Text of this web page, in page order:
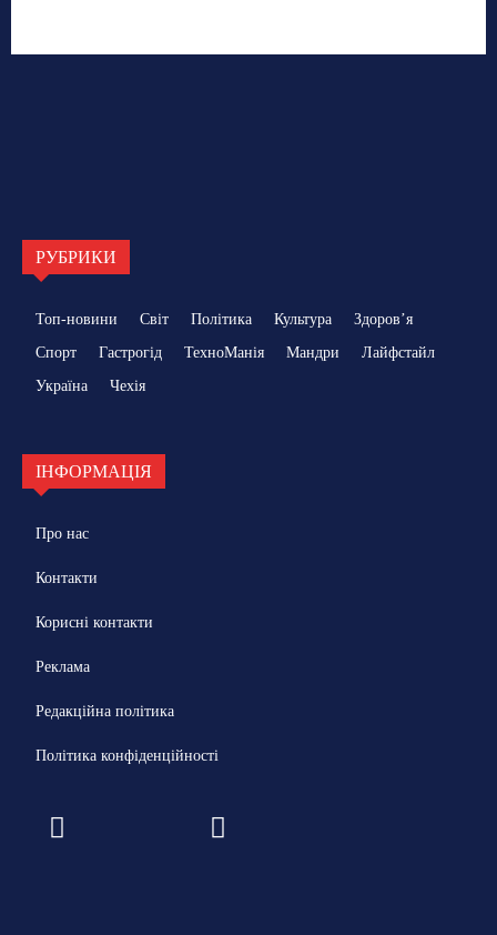
РУБРИКИ
Топ-новини Світ Політика Культура
Здоровʼя
Спорт
Гастрогід ТехноМанія Мандри
Лайфстайл
Україна
Чехія
ІНФОРМАЦІЯ
Про нас
Контакти
Корисні контакти
Реклама
Редакційна політика
Політика конфіденційності